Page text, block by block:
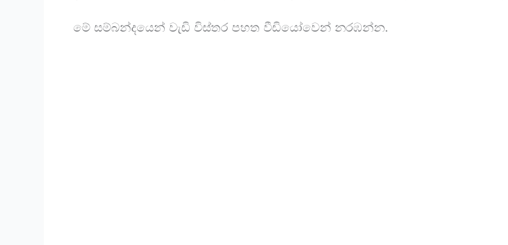
මේ සම්බන්දයෙන් වැඩි විස්තර පහත වීඩියෝවෙන් නරඹන්න.